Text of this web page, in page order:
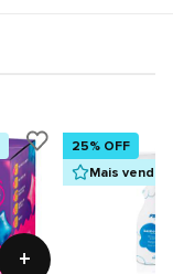
+
25% OFF
Mais